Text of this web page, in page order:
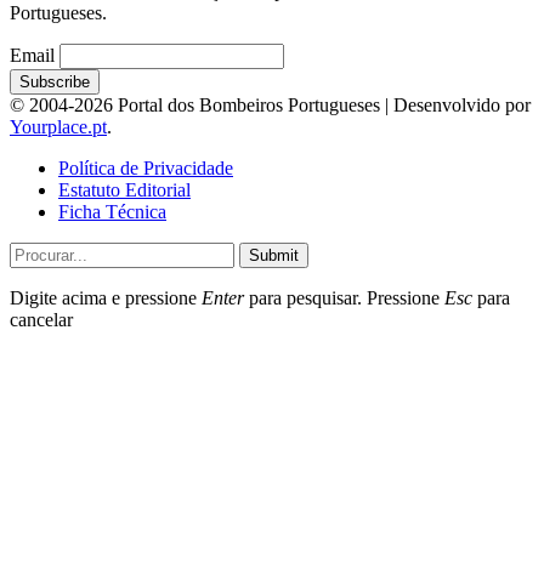
Portugueses.
Email
© 2004-2026 Portal dos Bombeiros Portugueses | Desenvolvido por
Yourplace.pt.
Política de Privacidade
Estatuto Editorial
Ficha Técnica
Submit
Digite acima e pressione Enterpara pesquisar. Pressione Esc para
cancelar